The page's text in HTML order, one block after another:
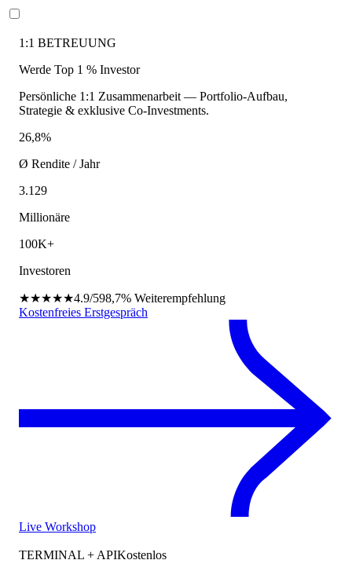
1:1 BETREUUNG
Werde Top 1 % Investor
Persönliche 1:1 Zusammenarbeit — Portfolio-Aufbau,
Strategie & exklusive Co-Investments.
26,8%
Ø Rendite / Jahr
3.129
Millionäre
100K+
Investoren
★★★★★4.9/598,7% Weiterempfehlung
Kostenfreies Erstgespräch
Live Workshop
TERMINAL + APIKostenlos